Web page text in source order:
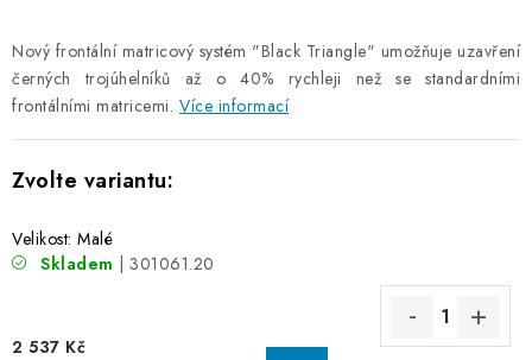
Nový frontální matricový systém "Black Triangle" umožňuje uzavření
černých trojúhelníků až o 40% rychleji než se standardními
frontálními matricemi. Více informací
Velikost: Malé
Skladem
| 301061.20
2 537 Kč